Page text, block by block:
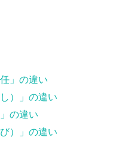
」の違い
）」の違い
の違い
）」の違い